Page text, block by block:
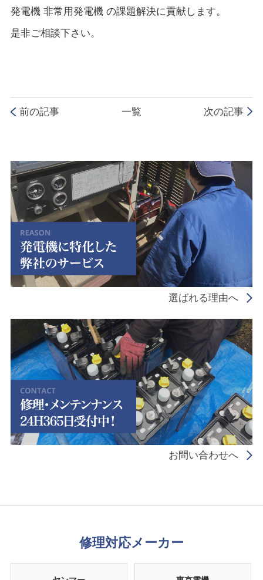
発電機 非常用発電機 の課題解決に貢献します。
是非ご相談下さい。
前の記事 一覧 次の記事
選ばれる理由へ
お問い合わせへ
修理対応メーカー